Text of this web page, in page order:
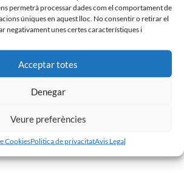
permetrà processar dades com el comportament de
úniques en aquest lloc. No consentir o retirar el
negativament unes certes característiques i
Acceptar totes
Denegar
Veure preferències
CookiesPolitica de privacitatAvis Legal
Vigo
CF
Deportivo